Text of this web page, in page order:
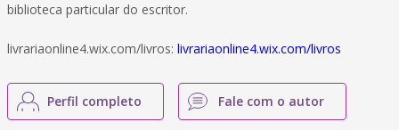
biblioteca particular do escritor.
livrariaonline4.wix.com/livros: livrariaonline4.wix.com/livros
Perfil completo Fale com o autor